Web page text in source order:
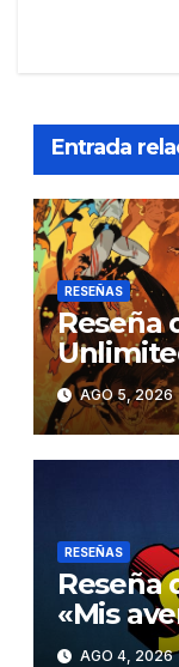
Entrada
RESEÑAS
Reseña
AGO 5, 2026
RESEÑAS
Reseña
«Mis
AGO 4, 2026